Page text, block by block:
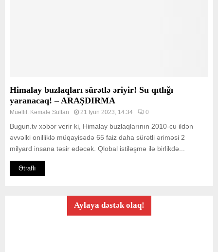
Himalay buzlaqları sürətlə əriyir! Su qıtlığı
yaranacaq! – ARAŞDIRMA
Müəllif: Kəmalə Sultan 21 İyun 2023, 14:34 0
Bugun.tv xəbər verir ki, Himalay buzlaqlarının 2010-cu ildən
əvvəlki onilliklə müqayisədə 65 faiz daha sürətli əriməsi 2
milyard insana təsir edəcək. Qlobal istiləşmə ilə birlikdə...
Ətraflı
Aylaya dəstək olaq!